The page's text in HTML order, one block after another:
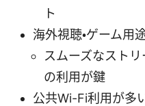
ト
海外視聴・ゲーム用
スムーズなスト
の利用が鍵
公共Wi-Fi利用が多